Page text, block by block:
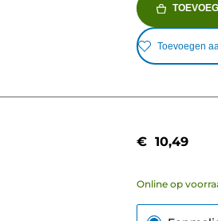
Toevoegen
€ 10,49
Online op